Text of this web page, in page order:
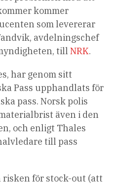
kommer
som levererar
avdelningschef
till NRK.
har genom sitt
Pass upphandlats för
pass. Norsk polis
även i den
och enligt Thales
till pass
för stock-out (att